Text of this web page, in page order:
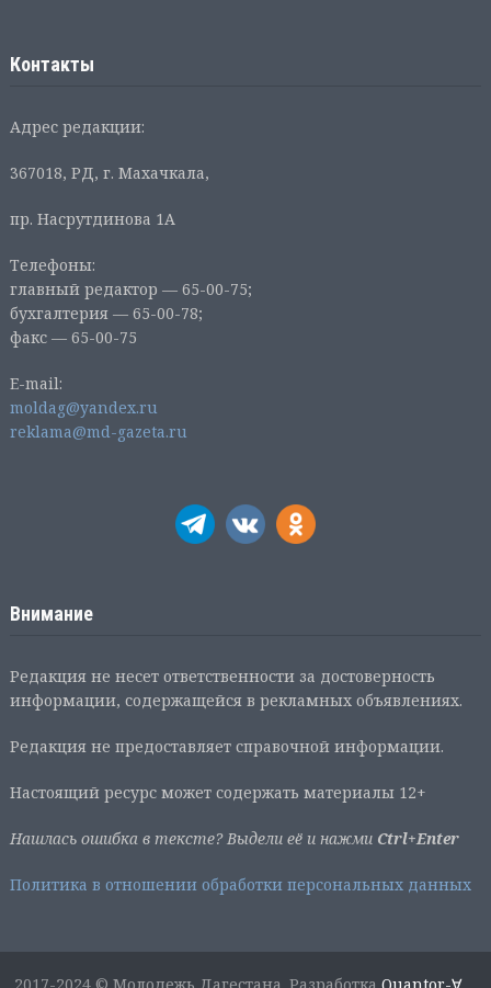
Контакты
Адрес редакции:
367018, РД, г. Махачкала,
пр. Насрутдинова 1А
Телефоны:
главный редактор — 65-00-75;
бухгалтерия — 65-00-78;
факс — 65-00-75
E-mail:
moldag@yandex.ru
reklama@md-gazeta.ru
Внимание
Редакция не несет ответственности за достоверность
информации, содержащейся в рекламных объявлениях.
Редакция не предоставляет справочной информации.
Настоящий ресурс может содержать материалы 12+
Нашлась ошибка в тексте? Выдели её и нажми Ctrl+Enter
Политика в отношении обработки персональных данных